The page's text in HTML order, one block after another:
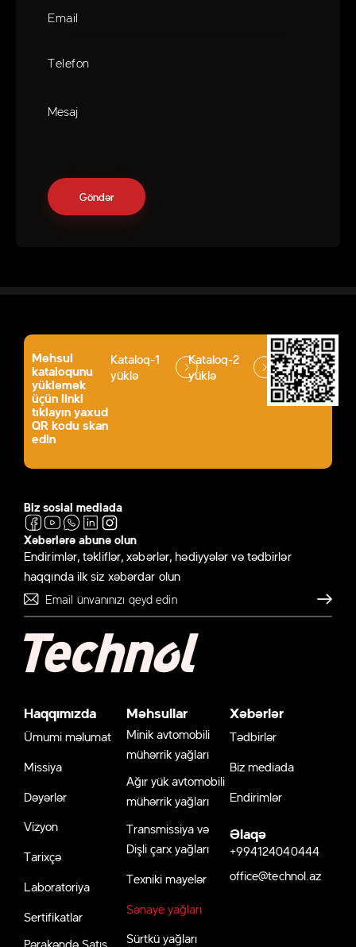
Məhsul
kataloqunu
yükləmək
üçün linki
tıklayın yaxud
QR kodu skan
edin
Kataloq-1
yüklə
Kataloq-2
yüklə
Biz sosial mediada
Xəbərlərə abunə olun
Endirimlər, təkliflər, xəbərlər, hədiyyələr və tədbirlər
haqqında ilk siz xəbərdar olun
Göndər
Haqqımızda
Ümumi məlumat
Missiya
Dəyərlər
Vizyon
Tarixçə
Laboratoriya
Sertifikatlar
Pərakəndə Satış
Məhsullar
Minik avtomobili
mühərrik yağları
Ağır yük avtomobili
mühərrik yağları
Transmissiya və
Dişli çarx yağları
Texniki mayelər
Sənaye yağları
Sürtkü yağları
Xəbərlər
Tədbirlər
Biz mediada
Endirimlər
Əlaqə
+994124040444
office@technol.az